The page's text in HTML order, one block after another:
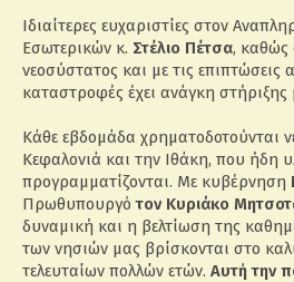
Ιδιαίτερες ευχαριστίες στον
Εσωτερικών κ. Στέλιο Πέτσα, καθώς
νεοσύστατος και με τις επιπτώσεις
καταστροφές έχει ανάγκη
Κάθε εβδομάδα χρηματοδοτούνται
Κεφαλονιά και την Ιθάκη, που ήδη
προγραμματίζονται. Με κυβέρνηση
Πρωθυπουργότον Κυριάκο
δυναμική και η βελτίωση της
των νησιών μας βρίσκονται στο
τελευταίων πολλών ετών. Αυτή την